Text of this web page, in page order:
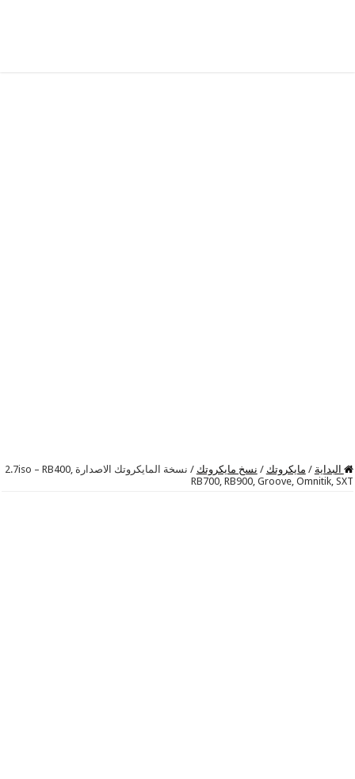
البداية / مايكروتك / نسخ مايكروتك /
نسخة المايكروتك الاصدارة 2.7iso – RB400,
RB700, RB900, Groove, Omnitik, SXT